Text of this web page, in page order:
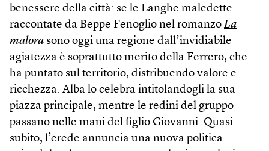
benessere della città: se le Langhe maledette
raccontate da Beppe Fenoglio nel romanzo La
malora sono oggi una regione dall’invidiabile
agiatezza è soprattutto merito della Ferrero, che
ha puntato sul territorio, distribuendo valore e
ricchezza. Alba lo celebra intitolandogli la sua
piazza principale, mentre le redini del gruppo
passano nelle mani del figlio Giovanni. Quasi
subito, l’erede annuncia una nuova politica